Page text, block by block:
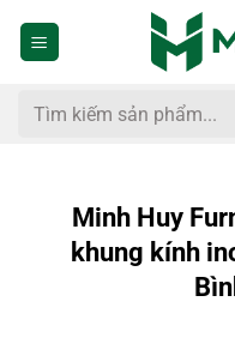
dung
Tìm
Minh Huy
khung kính